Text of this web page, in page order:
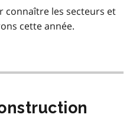
connaître les secteurs et
cette année.